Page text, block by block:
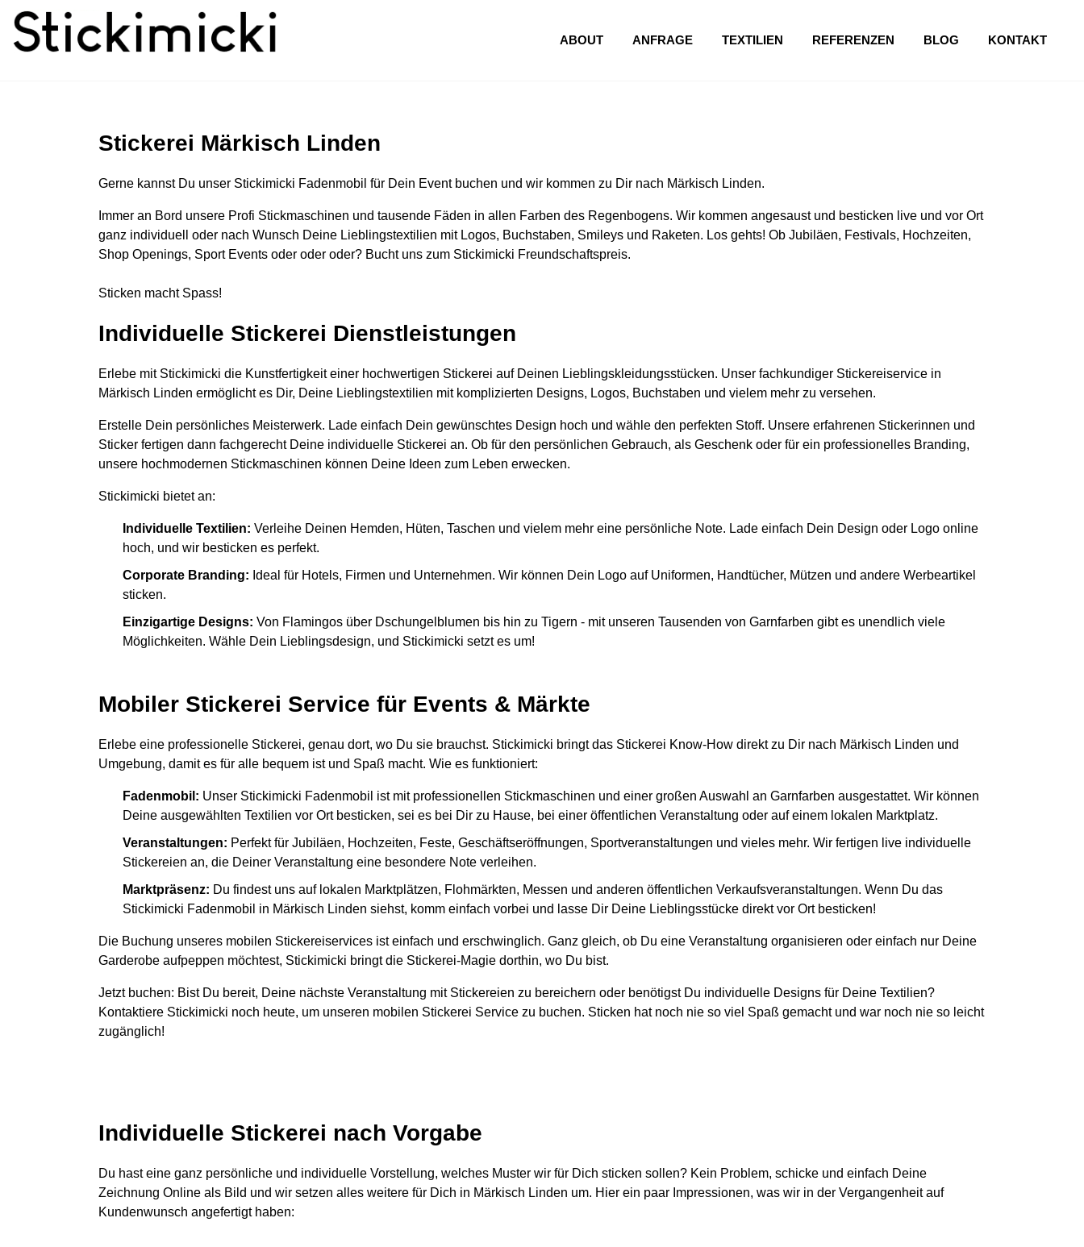
ABOUT ANFRAGE TEXTILIEN REFERENZEN BLOG KONTAKT
Stickerei Märkisch Linden
Gerne kannst Du unser Stickimicki Fadenmobil für Dein Event buchen und wir kommen zu Dir nach Märkisch Linden.
Immer an Bord unsere Profi Stickmaschinen und tausende Fäden in allen Farben des Regenbogens. Wir kommen angesaust und besticken live und vor Ort
ganz individuell oder nach Wunsch Deine Lieblingstextilien mit Logos, Buchstaben, Smileys und Raketen. Los gehts! Ob Jubiläen, Festivals, Hochzeiten,
Shop Openings, Sport Events oder oder oder? Bucht uns zum Stickimicki Freundschaftspreis.
Sticken macht Spass!
Individuelle Stickerei Dienstleistungen
Erlebe mit Stickimicki die Kunstfertigkeit einer hochwertigen Stickerei auf Deinen Lieblingskleidungsstücken. Unser fachkundiger Stickereiservice in
Märkisch Linden ermöglicht es Dir, Deine Lieblingstextilien mit komplizierten Designs, Logos, Buchstaben und vielem mehr zu versehen.
Erstelle Dein persönliches Meisterwerk. Lade einfach Dein gewünschtes Design hoch und wähle den perfekten Stoff. Unsere erfahrenen Stickerinnen und
Sticker fertigen dann fachgerecht Deine individuelle Stickerei an. Ob für den persönlichen Gebrauch, als Geschenk oder für ein professionelles Branding,
unsere hochmodernen Stickmaschinen können Deine Ideen zum Leben erwecken.
Stickimicki bietet an:
Individuelle Textilien: Verleihe Deinen Hemden, Hüten, Taschen und vielem mehr eine persönliche Note. Lade einfach Dein Design oder Logo online
hoch, und wir besticken es perfekt.
Corporate Branding: Ideal für Hotels, Firmen und Unternehmen. Wir können Dein Logo auf Uniformen, Handtücher, Mützen und andere Werbeartikel
sticken.
Einzigartige Designs: Von Flamingos über Dschungelblumen bis hin zu Tigern - mit unseren Tausenden von Garnfarben gibt es unendlich viele
Möglichkeiten. Wähle Dein Lieblingsdesign, und Stickimicki setzt es um!
Mobiler Stickerei Service für Events & Märkte
Erlebe eine professionelle Stickerei, genau dort, wo Du sie brauchst. Stickimicki bringt das Stickerei Know-How direkt zu Dir nach Märkisch Linden und
Umgebung, damit es für alle bequem ist und Spaß macht. Wie es funktioniert:
Fadenmobil: Unser Stickimicki Fadenmobil ist mit professionellen Stickmaschinen und einer großen Auswahl an Garnfarben ausgestattet. Wir können
Deine ausgewählten Textilien vor Ort besticken, sei es bei Dir zu Hause, bei einer öffentlichen Veranstaltung oder auf einem lokalen Marktplatz.
Veranstaltungen: Perfekt für Jubiläen, Hochzeiten, Feste, Geschäftseröffnungen, Sportveranstaltungen und vieles mehr. Wir fertigen live individuelle
Stickereien an, die Deiner Veranstaltung eine besondere Note verleihen.
Marktpräsenz: Du findest uns auf lokalen Marktplätzen, Flohmärkten, Messen und anderen öffentlichen Verkaufsveranstaltungen. Wenn Du das
Stickimicki Fadenmobil in Märkisch Linden siehst, komm einfach vorbei und lasse Dir Deine Lieblingsstücke direkt vor Ort besticken!
Die Buchung unseres mobilen Stickereiservices ist einfach und erschwinglich. Ganz gleich, ob Du eine Veranstaltung organisieren oder einfach nur Deine
Garderobe aufpeppen möchtest, Stickimicki bringt die Stickerei-Magie dorthin, wo Du bist.
Jetzt buchen: Bist Du bereit, Deine nächste Veranstaltung mit Stickereien zu bereichern oder benötigst Du individuelle Designs für Deine Textilien?
Kontaktiere Stickimicki noch heute, um unseren mobilen Stickerei Service zu buchen. Sticken hat noch nie so viel Spaß gemacht und war noch nie so leicht
zugänglich!
Individuelle Stickerei nach Vorgabe
Du hast eine ganz persönliche und individuelle Vorstellung, welches Muster wir für Dich sticken sollen? Kein Problem, schicke und einfach Deine
Zeichnung Online als Bild und wir setzen alles weitere für Dich in Märkisch Linden um. Hier ein paar Impressionen, was wir in der Vergangenheit auf
Kundenwunsch angefertigt haben: